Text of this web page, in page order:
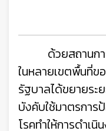
ด้วยสถานก
ในหลายเขตพื้นที่ข
รัฐบาลได้ขยายระ
บังคับใช้มาตรการ
โรคทำให้การดำเ